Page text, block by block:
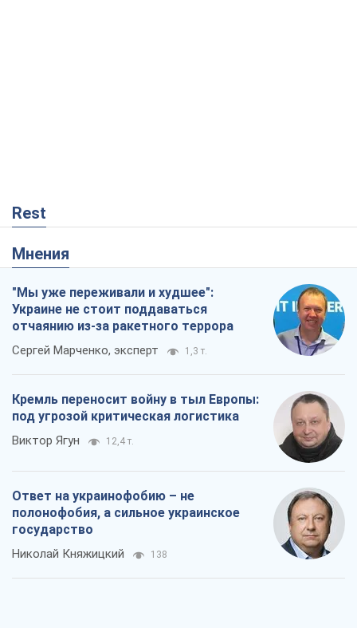
Rest
Мнения
"Мы уже переживали и худшее":
Украине не стоит поддаваться
отчаянию из-за ракетного террора
Сергей Марченко, эксперт 1,3 т.
Кремль переносит войну в тыл Европы:
под угрозой критическая логистика
Виктор Ягун 12,4 т.
Ответ на украинофобию – не
полонофобия, а сильное украинское
государство
Николай Княжицкий 138